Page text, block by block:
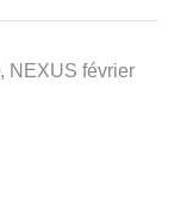
, NEXUS février